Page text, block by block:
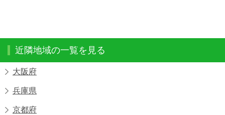
近隣地域の一覧を見る
大阪府
兵庫県
京都府